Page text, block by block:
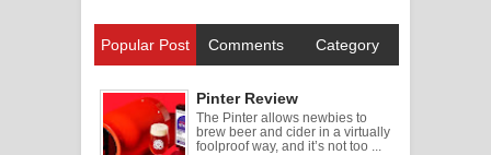
Popular Post Comments Category
Pinter Review
The Pinter allows newbies to
brew beer and cider in a virtually
foolproof way, and it’s not too ...